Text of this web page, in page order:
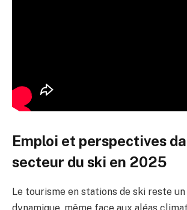
Emploi et perspectives
secteur du ski en 2025
Le tourisme en stations de ski reste